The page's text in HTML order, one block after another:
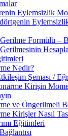
Eylemsizlik
Formülü –
Nedir?
Şeması /
Kirişin
ve Öngerilmeli
Kirişler Nasıl
Eğitimleri